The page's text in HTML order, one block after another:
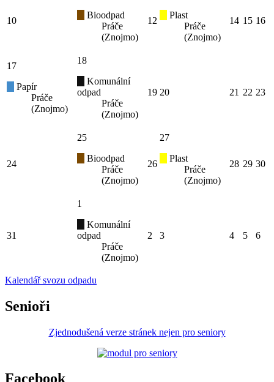
10
Bioodpad
Práče
(Znojmo)
12
Plast
Práče
(Znojmo)
14 15 16
17
Papír
Práče
(Znojmo)
18
Komunální
odpad
Práče
(Znojmo)
19 20 21 22 23
24
25
Bioodpad
Práče
(Znojmo)
26
27
Plast
Práče
(Znojmo)
28 29 30
31
1
Komunální
odpad
Práče
(Znojmo)
2 3 4 5 6
Kalendář svozu odpadu
Senioři
Zjednodušená verze stránek nejen pro seniory
Facebook